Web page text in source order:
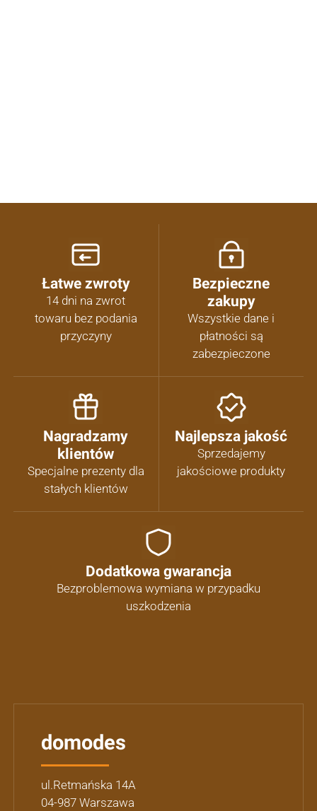
Łatwe zwroty
14 dni na zwrot
towaru bez podania
przyczyny
Bezpieczne
zakupy
Wszystkie dane i
płatności są
zabezpieczone
Nagradzamy
klientów
Specjalne prezenty dla
stałych klientów
Najlepsza jakość
Sprzedajemy
jakościowe produkty
Dodatkowa gwarancja
Bezproblemowa wymiana w przypadku
uszkodzenia
domodes
ul.Retmańska 14A
04-987 Warszawa